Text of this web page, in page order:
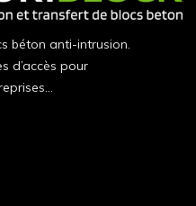
béton anti-intrusion.
d’accès pour